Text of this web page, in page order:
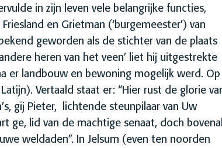
in zijn leven vele belangrijke functies,
en Grietman (‘burgemeester’) van
geworden als de stichter van de plaats
heren van het veen’ liet hij uitgestrekte
er landbouw en bewoning mogelijk werd. Op
Vertaald staat er: “Hier rust de glorie
gij Pieter, lichtende steunpilaar van Uw
ge, lid van de machtige senaat, doch bovenal
weldaden”. In Jelsum (even ten noorden